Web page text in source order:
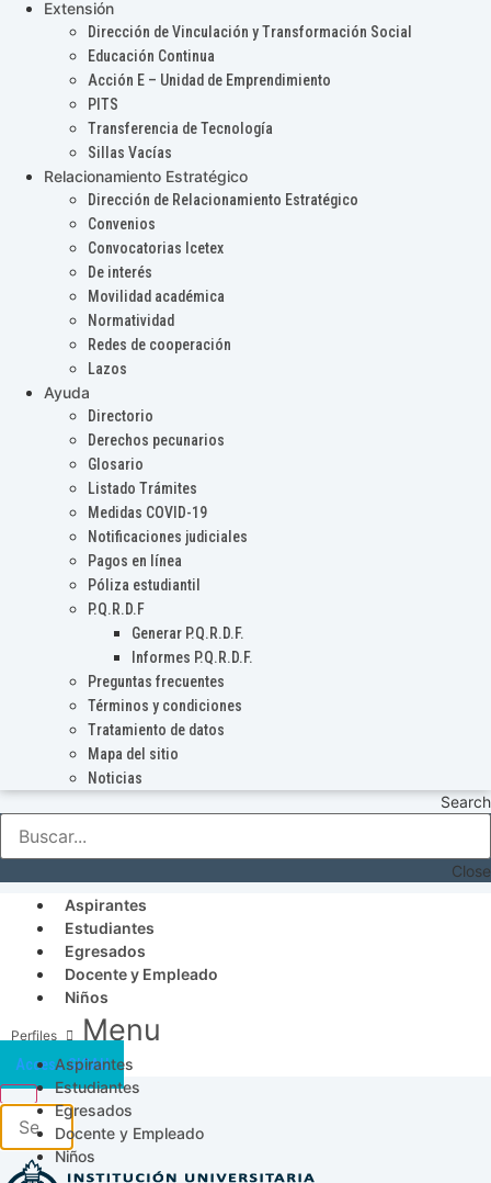
Extensión
Dirección de Vinculación y Transformación Social
Educación Continua
Acción E – Unidad de Emprendimiento
PITS
Transferencia de Tecnología
Sillas Vacías
Relacionamiento Estratégico
Dirección de Relacionamiento Estratégico
Convenios
Convocatorias Icetex
De interés
Movilidad académica
Normatividad
Redes de cooperación
Lazos
Ayuda
Directorio
Derechos pecunarios
Glosario
Listado Trámites
Medidas COVID-19
Notificaciones judiciales
Pagos en línea
Póliza estudiantil
P.Q.R.D.F
Generar P.Q.R.D.F.
Informes P.Q.R.D.F.
Preguntas frecuentes
Términos y condiciones
Tratamiento de datos
Mapa del sitio
Noticias
Search
Close
Aspirantes
Estudiantes
Egresados
Docente y Empleado
Niños
Menu
Aspirantes
Estudiantes
Egresados
Docente y Empleado
Niños
Acceso SICAU